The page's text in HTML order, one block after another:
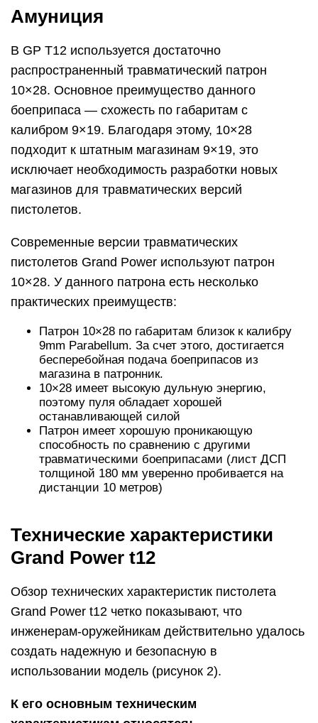
Амуниция
В GP T12 используется достаточно
распространенный травматический патрон
10×28. Основное преимущество данного
боеприпаса — схожесть по габаритам с
калибром 9×19. Благодаря этому, 10×28
подходит к штатным магазинам 9×19, это
исключает необходимость разработки новых
магазинов для травматических версий
пистолетов.
Современные версии травматических
пистолетов Grand Power используют патрон
10×28. У данного патрона есть несколько
практических преимуществ:
Патрон 10×28 по габаритам близок к калибру
9mm Parabellum. За счет этого, достигается
бесперебойная подача боеприпасов из
магазина в патронник.
10×28 имеет высокую дульную энергию,
поэтому пуля обладает хорошей
останавливающей силой
Патрон имеет хорошую проникающую
способность по сравнению с другими
травматическими боеприпасами (лист ДСП
толщиной 180 мм уверенно пробивается на
дистанции 10 метров)
Технические характеристики
Grand Power t12
Обзор технических характеристик пистолета
Grand Power t12 четко показывают, что
инженерам-оружейникам действительно удалось
создать надежную и безопасную в
использовании модель (рисунок 2).
К его основным техническим